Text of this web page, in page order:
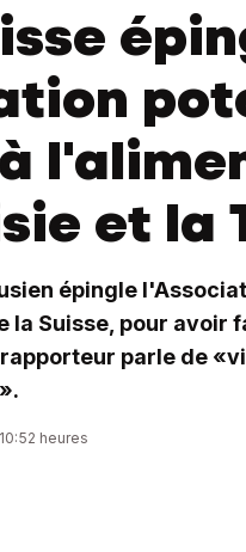
et la
épingle
la Suisse, pour avoir
parle de
heures